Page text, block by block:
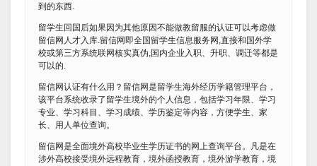
到的东西.
留学生回国后如果因为其他原因不能做教留服的认证可以考虑做
留信网人才入库.留信网即全国留学生信息服务网,直接和国外学
校或第三方系统联网核实真伪,国内企业入职、升职、调迁等都是
可以的.
留信网认证有什么用？留信网是留学生海外经历学籍管理平台，
该平台系统收录了留学生境外的个人信息，包括学习年限、学习
专业、学习科目、学习成绩、学历鉴定等内容，方便学生、家
长、用人单位查询。
留信网是全面境外高校毕业生学历证书的网上查询平台。凡是在
涉外高校接受境外远程教育，境外函授教育，境外游学教育，境